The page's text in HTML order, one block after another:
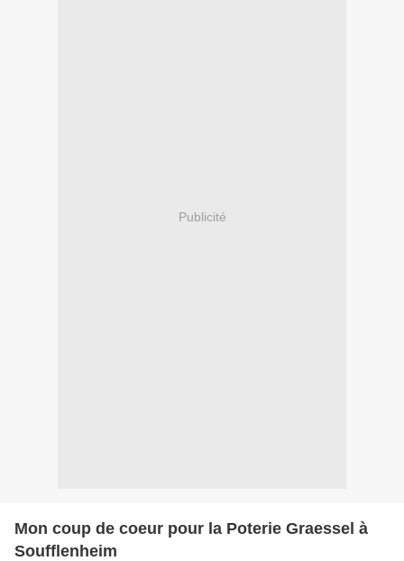
Publicité
Mon coup de coeur pour la Poterie Graessel à
Soufflenheim